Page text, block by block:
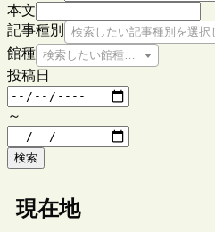
本文
記事種別
検索したい記事種別を選択
館種 検索したい館種を選択してくださ
投稿日
～
検索
現在地